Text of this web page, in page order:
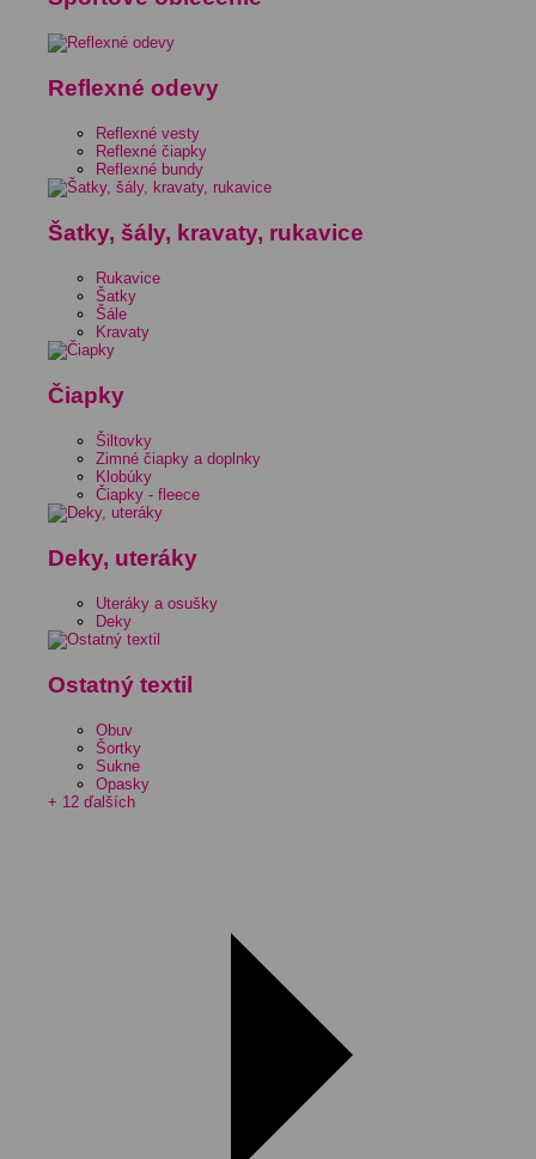
Reflexné odevy
Reflexné vesty
Reflexné čiapky
Reflexné bundy
Šatky, šály, kravaty, rukavice
Rukavice
Šatky
Šále
Kravaty
Čiapky
Šiltovky
Zimné čiapky a doplnky
Klobúky
Čiapky - fleece
Deky, uteráky
Uteráky a osušky
Deky
Ostatný textil
Obuv
Šortky
Sukne
Opasky
+ 12 ďalších